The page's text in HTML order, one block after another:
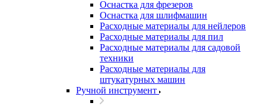
Оснастка для фрезеров
Оснастка для шлифмашин
Расходные материалы для нейлеров
Расходные материалы для пил
Расходные материалы для садовой
техники
Расходные материалы для
штукатурных машин
Ручной инструмент